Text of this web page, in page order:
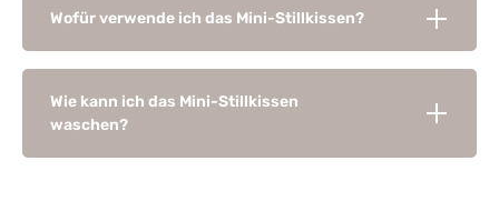
Wofür verwende ich das Mini-Stillkissen?
Wie kann ich das Mini-Stillkissen
waschen?